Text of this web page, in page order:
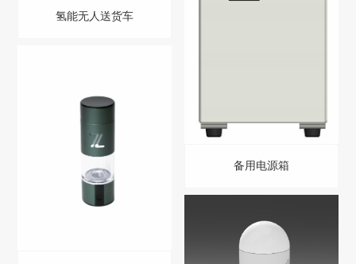
氢能无人送货车
备用电源箱